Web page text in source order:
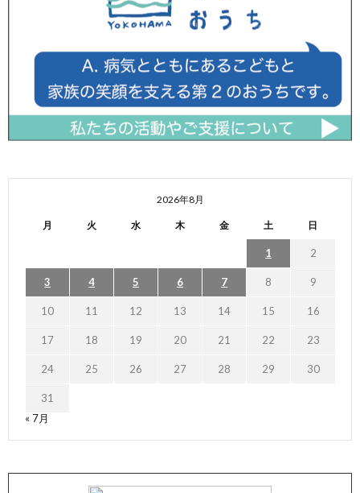
2026年8月
月 火 水 木 金 土 日
1 2
3 4 5 6 7 8 9
10 11 12 13 14 15 16
17 18 19 20 21 22 23
24 25 26 27 28 29 30
31
« 7月